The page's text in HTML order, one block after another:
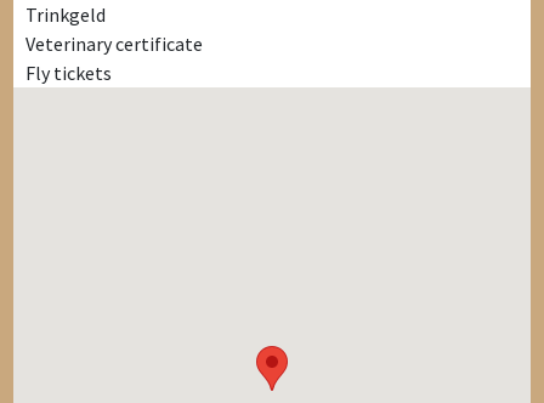
Trinkgeld
Veterinary certificate
Fly tickets